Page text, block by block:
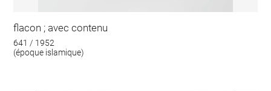
flacon ; avec contenu
641 / 1952
(époque islamique)